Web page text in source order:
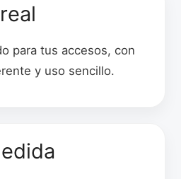
para tus accesos, con
y uso sencillo.